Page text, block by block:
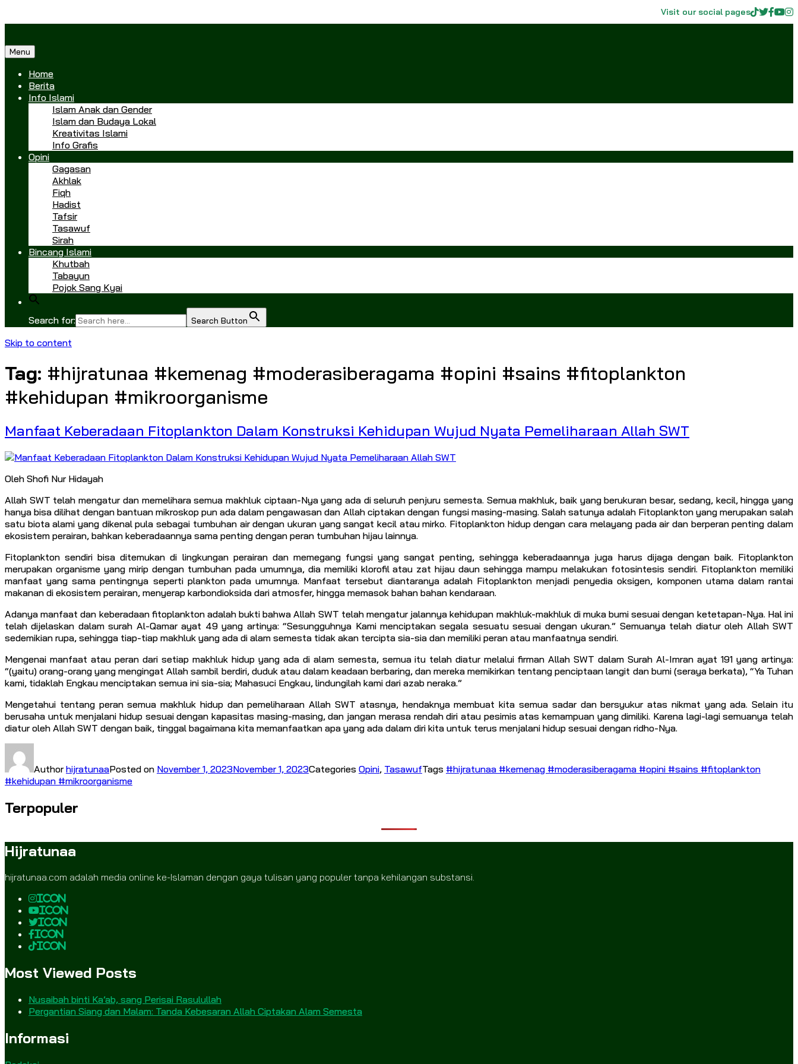
Visit our social pages
Menu
Home
Berita
Info Islami
Islam Anak dan Gender
Islam dan Budaya Lokal
Kreativitas Islami
Info Grafis
Opini
Gagasan
Akhlak
Fiqh
Hadist
Tafsir
Tasawuf
Sirah
Bincang Islami
Khutbah
Tabayun
Pojok Sang Kyai
Search for: Search Button
Skip to content
Tag: #hijratunaa #kemenag #moderasiberagama #opini #sains #fitoplankton
#kehidupan #mikroorganisme
Manfaat Keberadaan Fitoplankton Dalam Konstruksi Kehidupan Wujud Nyata Pemeliharaan Allah SWT
Oleh Shofi Nur Hidayah
Allah SWT telah mengatur dan memelihara semua makhluk ciptaan-Nya yang ada di seluruh penjuru semesta. Semua makhluk, baik yang berukuran besar, sedang, kecil, hingga yang
hanya bisa dilihat dengan bantuan mikroskop pun ada dalam pengawasan dan Allah ciptakan dengan fungsi masing-masing. Salah satunya adalah Fitoplankton yang merupakan salah
satu biota alami yang dikenal pula sebagai tumbuhan air dengan ukuran yang sangat kecil atau mirko. Fitoplankton hidup dengan cara melayang pada air dan berperan penting dalam
ekosistem perairan, bahkan keberadaannya sama penting dengan peran tumbuhan hijau lainnya.
Fitoplankton sendiri bisa ditemukan di lingkungan perairan dan memegang fungsi yang sangat penting, sehingga keberadaannya juga harus dijaga dengan baik. Fitoplankton
merupakan organisme yang mirip dengan tumbuhan pada umumnya, dia memiliki klorofil atau zat hijau daun sehingga mampu melakukan fotosintesis sendiri. Fitoplankton memiliki
manfaat yang sama pentingnya seperti plankton pada umumnya. Manfaat tersebut diantaranya adalah Fitoplankton menjadi penyedia oksigen, komponen utama dalam rantai
makanan di ekosistem perairan, menyerap karbondioksida dari atmosfer, hingga memasok bahan bahan kendaraan.
Adanya manfaat dan keberadaan fitoplankton adalah bukti bahwa Allah SWT telah mengatur jalannya kehidupan makhluk-makhluk di muka bumi sesuai dengan ketetapan-Nya. Hal ini
telah dijelaskan dalam surah Al-Qamar ayat 49 yang artinya: “Sesungguhnya Kami menciptakan segala sesuatu sesuai dengan ukuran.” Semuanya telah diatur oleh Allah SWT
sedemikian rupa, sehingga tiap-tiap makhluk yang ada di alam semesta tidak akan tercipta sia-sia dan memiliki peran atau manfaatnya sendiri.
Mengenai manfaat atau peran dari setiap makhluk hidup yang ada di alam semesta, semua itu telah diatur melalui firman Allah SWT dalam Surah Al-Imran ayat 191 yang artinya:
“(yaitu) orang-orang yang mengingat Allah sambil berdiri, duduk atau dalam keadaan berbaring, dan mereka memikirkan tentang penciptaan langit dan bumi (seraya berkata), “Ya Tuhan
kami, tidaklah Engkau menciptakan semua ini sia-sia; Mahasuci Engkau, lindungilah kami dari azab neraka.”
Mengetahui tentang peran semua makhluk hidup dan pemeliharaan Allah SWT atasnya, hendaknya membuat kita semua sadar dan bersyukur atas nikmat yang ada. Selain itu
berusaha untuk menjalani hidup sesuai dengan kapasitas masing-masing, dan jangan merasa rendah diri atau pesimis atas kemampuan yang dimiliki. Karena lagi-lagi semuanya telah
diatur oleh Allah SWT dengan baik, tinggal bagaimana kita memanfaatkan apa yang ada dalam diri kita untuk terus menjalani hidup sesuai dengan ridho-Nya.
AuthorhijratunaaPosted on November 1, 2023November 1, 2023Categories Opini, TasawufTags #hijratunaa #kemenag #moderasiberagama #opini #sains #fitoplankton
#kehidupan #mikroorganisme
Terpopuler
Hijratunaa
hijratunaa.com adalah media online ke-Islaman dengan gaya tulisan yang populer tanpa kehilangan substansi.
icon
icon
icon
icon
icon
Most Viewed Posts
Nusaibah binti Ka’ab, sang Perisai Rasulullah
Pergantian Siang dan Malam: Tanda Kebesaran Allah Ciptakan Alam Semesta
Informasi